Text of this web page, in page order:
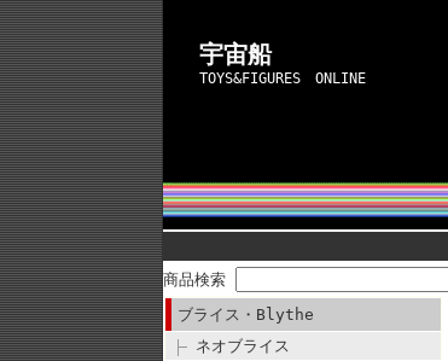
宇宙船
TOYS&FIGURES ONLINE
商品検索
ブライス・Blythe
ネオブライス